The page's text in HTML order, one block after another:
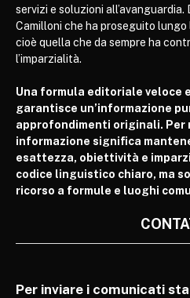
servizi e soluzioni
Camilloni che ha proseguito
cioè quella che da sempre ha
l’imparzialità.
Una formula editoriale veloce
garantisce un’informazione
approfondimenti originali. Per
informazione significa
esattezza, obiettività e
codice linguistico chiaro, ma
ricorso a formule e luoghi
Per inviare i comunicati